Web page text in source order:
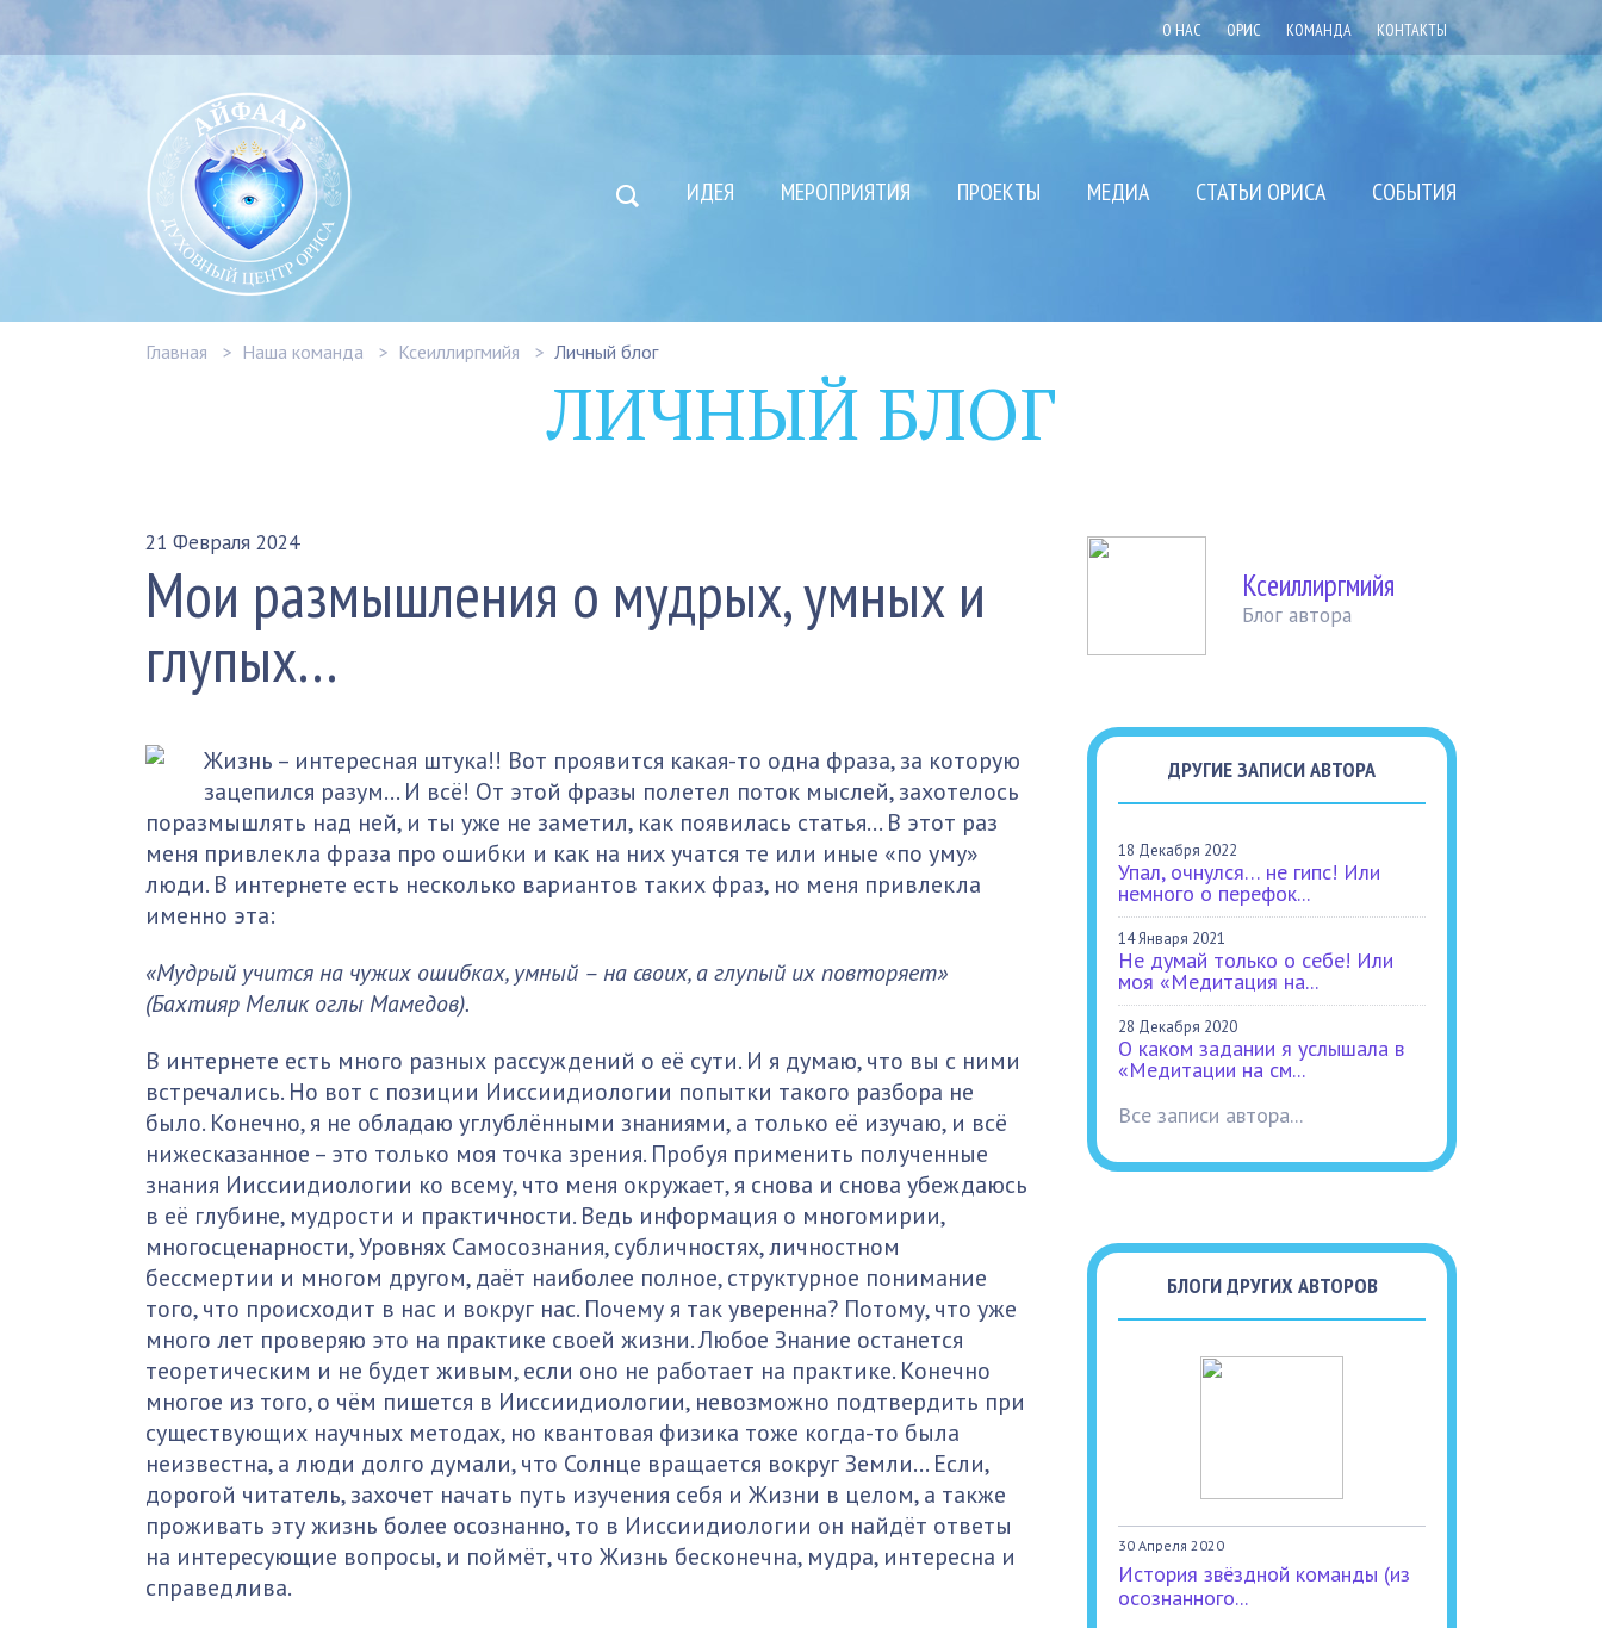
О НАС ОРИС КОМАНДА КОНТАКТЫ
ИДЕЯ МЕРОПРИЯТИЯ ПРОЕКТЫ МЕДИА СТАТЬИ ОРИСА СОБЫТИЯ
Главная Наша команда Ксеиллиргмийя Личный блог
ЛИЧНЫЙ БЛОГ
21 Февраля 2024
Мои размышления о мудрых, умных и
глупых…
Жизнь – интересная штука!! Вот проявится какая-то одна фраза, за которую
зацепился разум… И всё! От этой фразы полетел поток мыслей, захотелось
поразмышлять над ней, и ты уже не заметил, как появилась статья… В этот раз
меня привлекла фраза про ошибки и как на них учатся те или иные «по уму»
люди. В интернете есть несколько вариантов таких фраз, но меня привлекла
именно эта:
«Мудрый учится на чужих ошибках, умный – на своих, а глупый их повторяет»
(Бахтияр Мелик оглы Мамедов).
В интернете есть много разных рассуждений о её сути. И я думаю, что вы с ними
встречались. Но вот с позиции Ииссиидиологии попытки такого разбора не
было. Конечно, я не обладаю углублёнными знаниями, а только её изучаю, и всё
нижесказанное – это только моя точка зрения. Пробуя применить полученные
знания Ииссиидиологии ко всему, что меня окружает, я снова и снова убеждаюсь
в её глубине, мудрости и практичности. Ведь информация о многомирии,
многосценарности, Уровнях Самосознания, субличностях, личностном
бессмертии и многом другом, даёт наиболее полное, структурное понимание
того, что происходит в нас и вокруг нас. Почему я так уверенна? Потому, что уже
много лет проверяю это на практике своей жизни. Любое Знание останется
теоретическим и не будет живым, если оно не работает на практике. Конечно
многое из того, о чём пишется в Ииссиидиологии, невозможно подтвердить при
существующих научных методах, но квантовая физика тоже когда-то была
неизвестна, а люди долго думали, что Солнце вращается вокруг Земли… Если,
дорогой читатель, захочет начать путь изучения себя и Жизни в целом, а также
проживать эту жизнь более осознанно, то в Ииссиидиологии он найдёт ответы
на интересующие вопросы, и поймёт, что Жизнь бесконечна, мудра, интересна и
справедлива.
Ксеиллиргмийя
Блог автора
ДРУГИЕ ЗАПИСИ АВТОРА
18 Декабря 2022
Упал, очнулся… не гипс! Или
немного о перефок...
14 Января 2021
Не думай только о себе! Или
моя «Медитация на...
28 Декабря 2020
О каком задании я услышала в
«Медитации на см...
Все записи автора...
БЛОГИ ДРУГИХ АВТОРОВ
30 Апреля 2020
История звёздной команды (из
осознанного...